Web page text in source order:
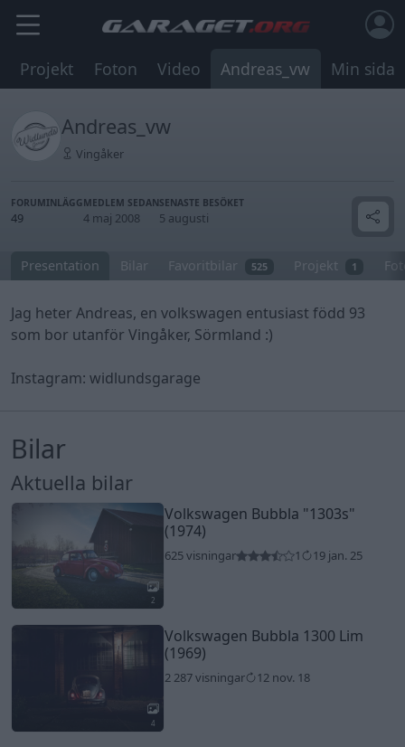
Projekt Foton Video Andreas_vw Min sida
Andreas_vw
Vingåker
FORUMINLÄGG
49
MEDLEM SEDAN
4 maj 2008
SENASTE BESÖKET
5 augusti
Presentation Bilar Favoritbilar 525 Projekt 1
Jag heter Andreas, en volkswagen entusiast född 93
som bor utanför Vingåker, Sörmland :)
Instagram: widlundsgarage
Bilar
Aktuella bilar
2
Volkswagen Bubbla "1303s"
(1974)
625 visningar 1 19 jan. 25
4
Volkswagen Bubbla 1300 Lim
(1969)
2 287 visningar 12 nov. 18